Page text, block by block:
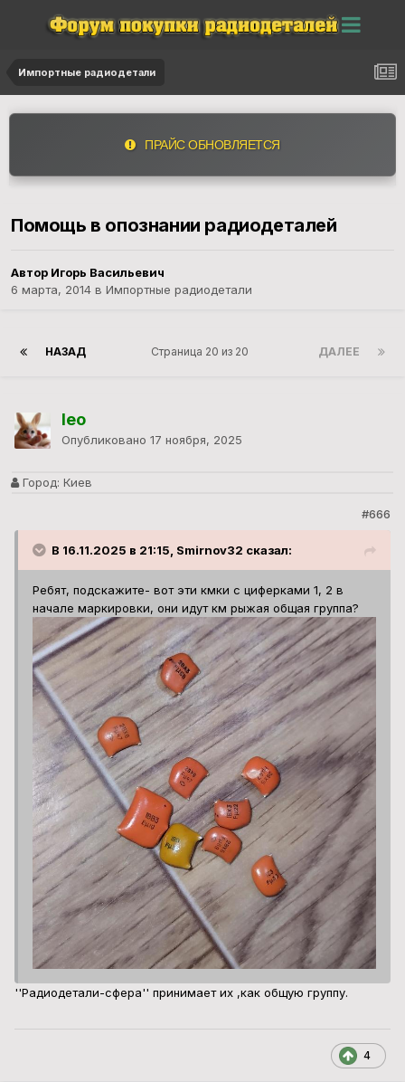
Импортные радиодетали
ПРАЙС ОБНОВЛЯЕТСЯ
Помощь в опознании радиодеталей
Автор Игорь Васильевич
6 марта, 2014 в Импортные радиодетали
НАЗАД ДАЛЕЕ
Страница 20 из 20
leo
Опубликовано 17 ноября, 2025
Город: Киев
#666
В 16.11.2025 в 21:15, Smirnov32 сказал:
Ребят, подскажите- вот эти кмки с циферками 1, 2 в
начале маркировки, они идут км рыжая общая группа?
''Радиодетали-сфера'' принимает их ,как общую группу.
4